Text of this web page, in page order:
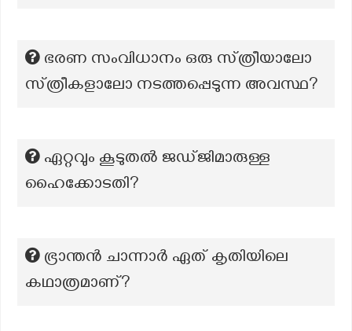
ഭരണ സംവിധാനം ഒരു സ്‌ത്രീയാലോ
സ്‌ത്രീകളാലോ നടത്തപ്പെടുന്ന അവസ്ഥ?
ഏറ്റവും കൂടുതൽ ജഡ്ജിമാരുള്ള
ഹൈക്കോടതി?
ഭ്രാന്തൻ ചാന്നാർ ഏത് കൃതിയിലെ
കഥാത്രമാണ്?